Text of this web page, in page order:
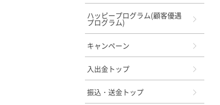
ハッピープログラム(顧客優遇
プログラム)
キャンペーン
入出金トップ
振込・送金トップ